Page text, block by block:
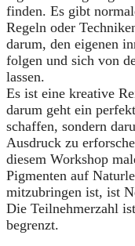
finden. Es gibt
Regeln oder
darum, den eigenen
folgen und sich von
lassen.
Es ist eine kreative
darum geht ein
schaffen, sondern
Ausdruck zu
diesem Workshop
Pigmenten auf
mitzubringen ist, ist
Die Teilnehmerzahl
begrenzt.